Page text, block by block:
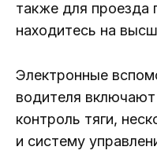
также для проезда
находитесь на
Электронные
водителя
контроль тяги,
и систему